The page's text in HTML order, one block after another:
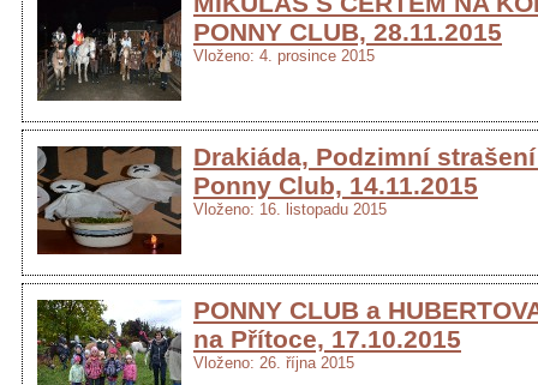
PONNY CLUB, 28.11.2015
Vloženo: 4. prosince 2015
Drakiáda, Podzimní
Ponny Club, 14.11.2015
Vloženo: 16. listopadu 2015
PONNY CLUB a
na Přítoce, 17.10.2015
Vloženo: 26. října 2015